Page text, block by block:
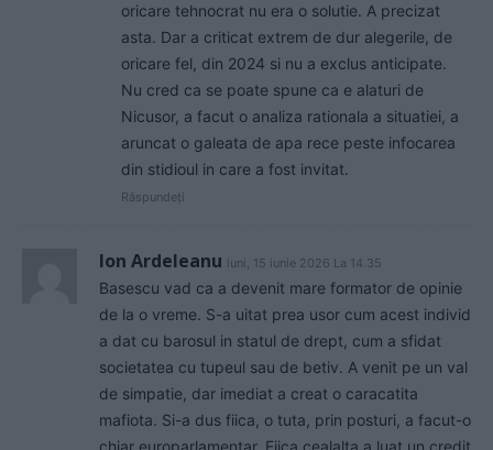
oricare tehnocrat nu era o solutie. A precizat
asta. Dar a criticat extrem de dur alegerile, de
oricare fel, din 2024 si nu a exclus anticipate.
Nu cred ca se poate spune ca e alaturi de
Nicusor, a facut o analiza rationala a situatiei, a
aruncat o galeata de apa rece peste infocarea
din stidioul in care a fost invitat.
Răspundeți
Ion Ardeleanu luni, 15 iunie 2026 La 14.35
Basescu vad ca a devenit mare formator de opinie
de la o vreme. S-a uitat prea usor cum acest individ
a dat cu barosul in statul de drept, cum a sfidat
societatea cu tupeul sau de betiv. A venit pe un val
de simpatie, dar imediat a creat o caracatita
mafiota. Si-a dus fiica, o tuta, prin posturi, a facut-o
chiar europarlamentar. Fiica cealalta a luat un credit